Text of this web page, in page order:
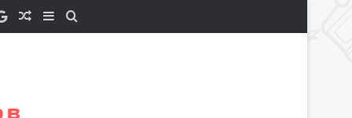
a Coffee
Google News
Случайная статья
Sidebar